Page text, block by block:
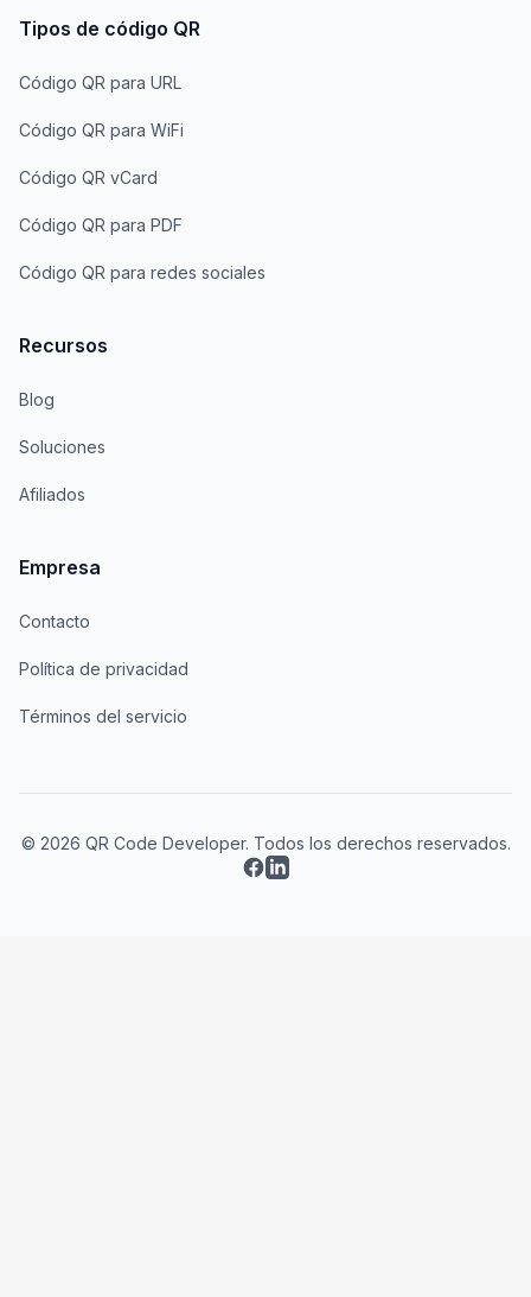
Tipos de código QR
Código QR para URL
Código QR para WiFi
Código QR vCard
Código QR para PDF
Código QR para redes sociales
Recursos
Blog
Soluciones
Afiliados
Empresa
Contacto
Política de privacidad
Términos del servicio
© 2026 QR Code Developer. Todos los derechos reservados.